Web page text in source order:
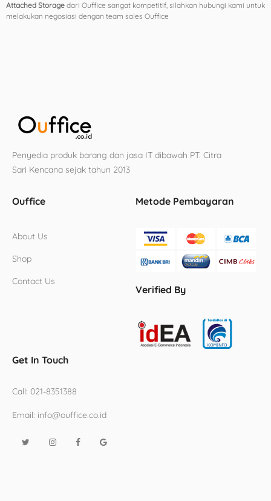
Attached Storage dari Ouffice sangat kompetitif, silahkan hubungi kami untuk
melakukan negosiasi dengan team sales Ouffice
Penyedia produk barang dan jasa IT dibawah PT. Citra
Sari Kencana sejak tahun 2013
Ouffice
About Us
Shop
Contact Us
Metode Pembayaran
Verified By
Get In Touch
Call: 021-8351388
Email: info@ouffice.co.id